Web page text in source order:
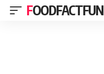
FOODFACTFUN